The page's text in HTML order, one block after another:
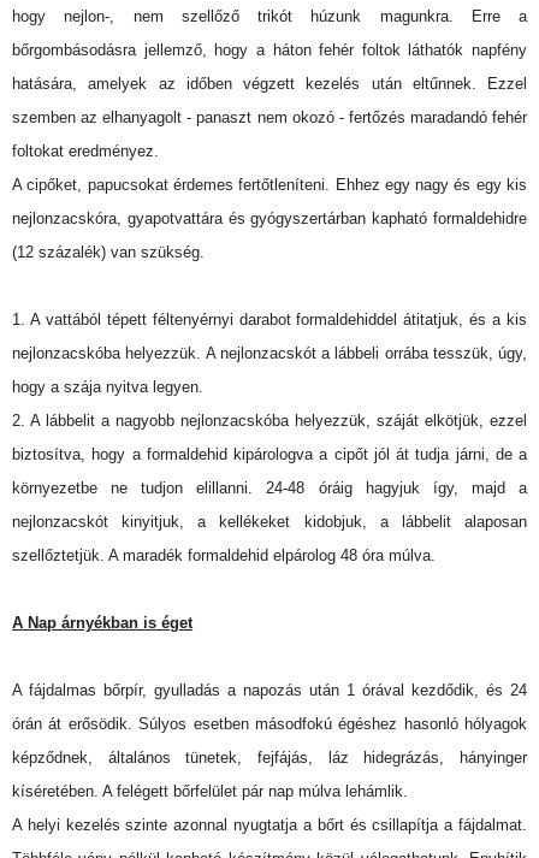
hogy nejlon-, nem szellőző trikót húzunk magunkra. Erre a
bőrgombásodásra jellemző, hogy a háton fehér foltok láthatók napfény
hatására, amelyek az időben végzett kezelés után eltűnnek. Ezzel
szemben az elhanyagolt - panaszt nem okozó - fertőzés maradandó fehér
foltokat eredményez.
A cipőket, papucsokat érdemes fertőtleníteni. Ehhez egy nagy és egy kis
nejlonzacskóra, gyapotvattára és gyógyszertárban kapható formaldehidre
(12 százalék) van szükség.
1. A vattából tépett féltenyérnyi darabot formaldehiddel átitatjuk, és a kis
nejlonzacskóba helyezzük. A nejlonzacskót a lábbeli orrába tesszük, úgy,
hogy a szája nyitva legyen.
2. A lábbelit a nagyobb nejlonzacskóba helyezzük, száját elkötjük, ezzel
biztosítva, hogy a formaldehid kipárologva a cipőt jól át tudja járni, de a
környezetbe ne tudjon elillanni. 24-48 óráig hagyjuk így, majd a
nejlonzacskót kinyitjuk, a kellékeket kidobjuk, a lábbelit alaposan
szellőztetjük. A maradék formaldehid elpárolog 48 óra múlva.
A Nap árnyékban is éget
A fájdalmas bőrpír, gyulladás a napozás után 1 órával kezdődik, és 24
órán át erősödik. Súlyos esetben másodfokú égéshez hasonló hólyagok
képződnek, általános tünetek, fejfájás, láz hidegrázás, hányinger
kíséretében. A felégett bőrfelület pár nap múlva lehámlik.
A helyi kezelés szinte azonnal nyugtatja a bőrt és csillapítja a fájdalmat.